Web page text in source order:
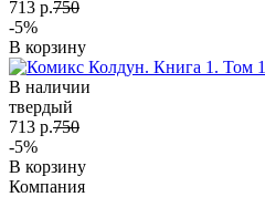
713 р.750
-5%
В корзину
В наличии
твердый
713 р.750
-5%
В корзину
Компания